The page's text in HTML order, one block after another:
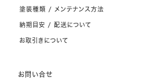
塗装種類 / メンテナンス方法
納期目安 / 配送について
お取引きについて
お問い合せ